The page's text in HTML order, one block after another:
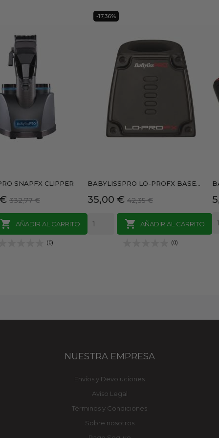
SNAPFX CLIPPER
Precio
base
332,77 €
 AÑADIR AL CARRITO
(0)
BABYLISSPRO LO-PROFX BASE...
Precio
35,00 € Precio
base
42,35 €
 AÑADIR AL CARRITO
(0)
-17,36%
NUESTRA EMPRESA
Envíos y Devoluciones
Aviso Legal
Términos y Condiciones
Sobre nosotros